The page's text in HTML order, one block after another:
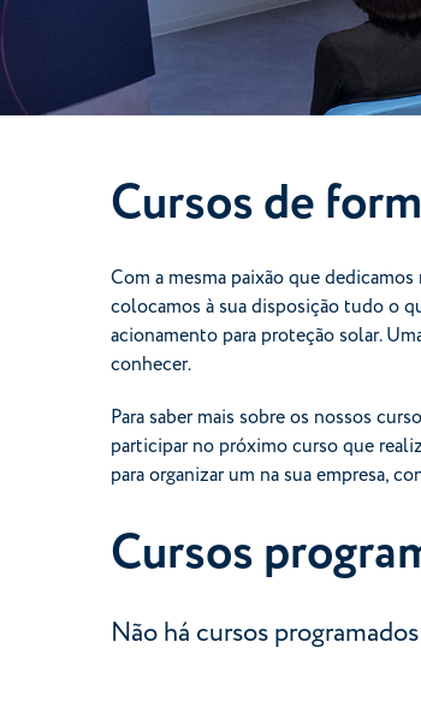
Cursos de
Com a mesma paixão que
colocamos à sua disposição tudo o
acionamento para proteção solar.
conhecer.
Para saber mais sobre os nossos
participar no próximo curso que
para organizar um na sua empresa,
Cursos
Não há cursos